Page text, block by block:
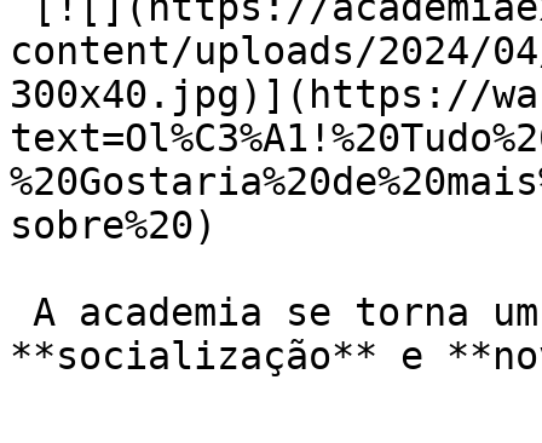
content/uploads/2024/
300x40.jpg)](https://
sobre%20)
**socialização** e